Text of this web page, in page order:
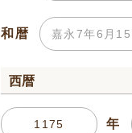
和暦
西暦
年